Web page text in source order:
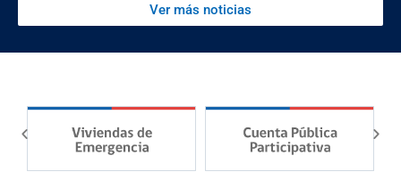
Ver más noticias